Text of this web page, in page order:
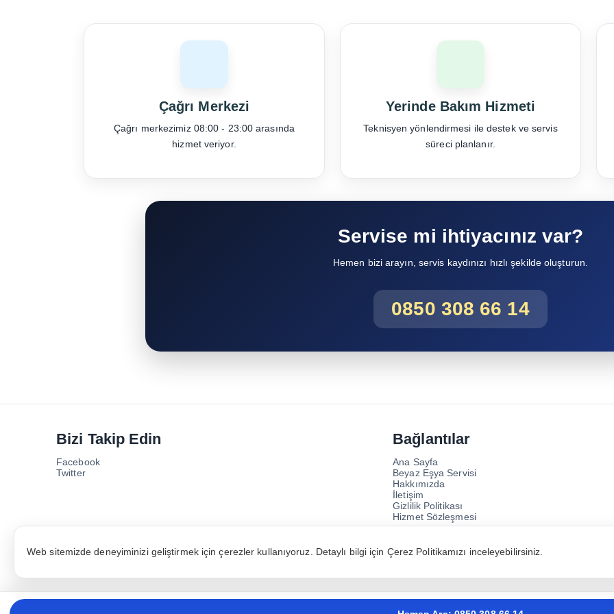
Çağrı Merkezi
Çağrı merkezimiz 08:00 - 23:00 arasında
hizmet veriyor.
Yerinde Bakım Hizmeti
Teknisyen yönlendirmesi ile destek ve servis
süreci planlanır.
Servise mi ihtiyacınız var?
Hemen bizi arayın, servis kaydınızı hızlı şekilde oluşturun.
0850 308 66 14
Bizi Takip Edin
Facebook
Twitter
Bağlantılar
Ana Sayfa
Beyaz Eşya Servisi
Hakkımızda
İletişim
Gizlilik Politikası
Hizmet Sözleşmesi
ProServis Dayanıklı Tüketim Malları Sanayi ve
Web sitemizde deneyiminizi geliştirmek için çerezler kullanıyoruz. Detaylı bilgi için Çerez Politikamızı inceleyebilirsiniz.